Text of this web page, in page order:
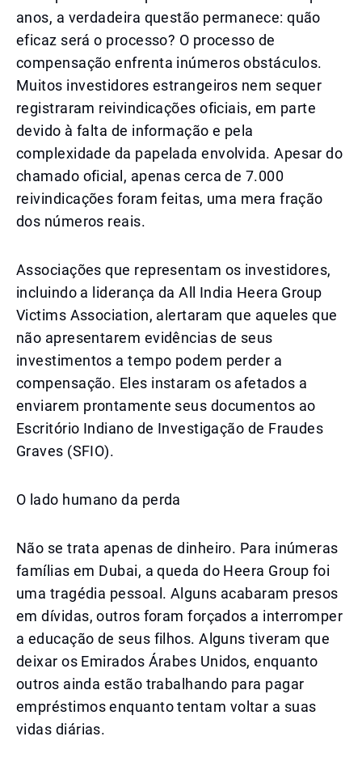
anos, a verdadeira questão permanece: quão
eficaz será o processo? O processo de
compensação enfrenta inúmeros obstáculos.
Muitos investidores estrangeiros nem sequer
registraram reivindicações oficiais, em parte
devido à falta de informação e pela
complexidade da papelada envolvida. Apesar do
chamado oficial, apenas cerca de 7.000
reivindicações foram feitas, uma mera fração
dos números reais.
Associações que representam os investidores,
incluindo a liderança da All India Heera Group
Victims Association, alertaram que aqueles que
não apresentarem evidências de seus
investimentos a tempo podem perder a
compensação. Eles instaram os afetados a
enviarem prontamente seus documentos ao
Escritório Indiano de Investigação de Fraudes
Graves (SFIO).
O lado humano da perda
Não se trata apenas de dinheiro. Para inúmeras
famílias em Dubai, a queda do Heera Group foi
uma tragédia pessoal. Alguns acabaram presos
em dívidas, outros foram forçados a interromper
a educação de seus filhos. Alguns tiveram que
deixar os Emirados Árabes Unidos, enquanto
outros ainda estão trabalhando para pagar
empréstimos enquanto tentam voltar a suas
vidas diárias.